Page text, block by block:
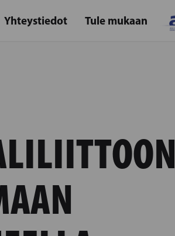
Yhteystiedot Tule mukaan